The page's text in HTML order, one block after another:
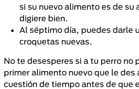
si su nuevo alimento es de su
digiere bien.
Al séptimo día, puedes darle
croquetas nuevas.
No te desesperes si a tu perro no
primer alimento nuevo que le des
cuestión de tiempo antes de que